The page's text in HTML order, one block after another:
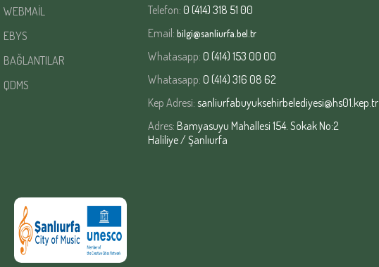
WEBMAİL
EBYS
BAĞLANTILAR
QDMS
Telefon: 0 (414) 318 51 00
Email: bilgi@sanliurfa.bel.tr
Whatasapp: 0 (414) 153 00 00
Whatasapp: 0 (414) 316 08 62
Kep Adresi: sanliurfabuyuksehirbelediyesi@hs01.kep.tr
Adres: Bamyasuyu Mahallesi 154. Sokak No:2
Haliliye / Şanlıurfa